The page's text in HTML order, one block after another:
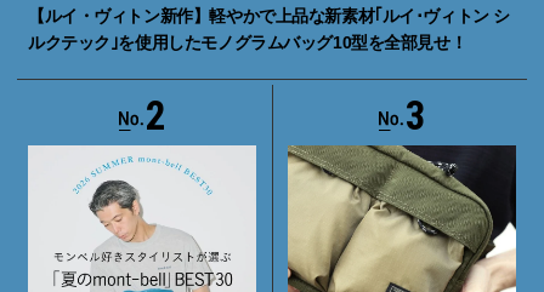
【ルイ・ヴィトン新作】軽やかで上品な新素材｢ルイ･ヴィトン シ
ルクテック｣を使用したモノグラムバッグ10型を全部見せ！
2 3